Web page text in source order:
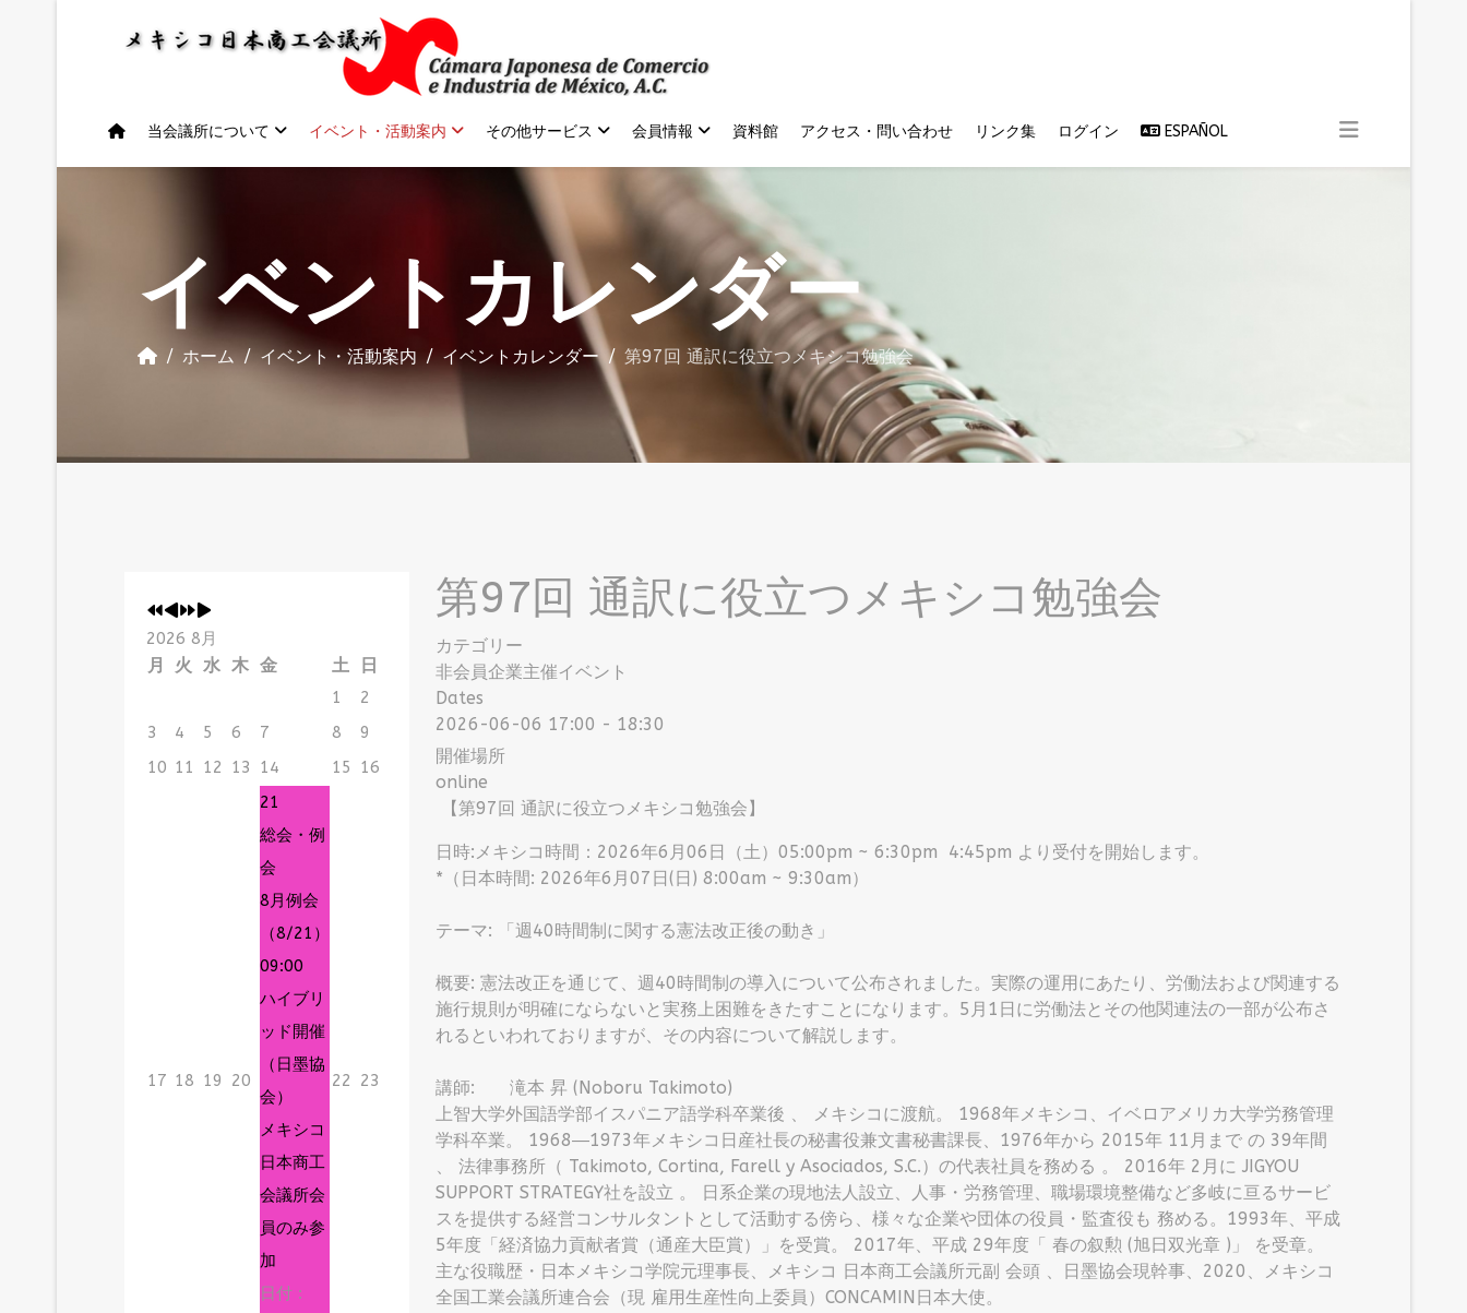
当会議所について イベント・活動案内 その他サービス 会員情報 資料館 アクセス・問い合わせ リンク集 ログイン ESPAÑOL
イベントカレンダー
ホーム イベント・活動案内 イベントカレンダー 第97回 通訳に役立つメキシコ勉強会
YearMonth
YearMonth
2026 8月
月 火 水 木 金 土 日
1
2
3
4 5 6 7 8
9
10 11 12 13 14 15 16
17 18 19 20
21
総会・例
会
8月例会
（8/21）
09:00
ハイブリ
ッド開催
（日墨協
会）
メキシコ
日本商工
会議所会
員のみ参
加
日付 :
22 23
第97回 通訳に役立つメキシコ勉強会
カテゴリー
非会員企業主催イベント
Dates
2026-06-06 17:00 - 18:30
開催場所
online
【第97回 通訳に役立つメキシコ勉強会】
日時:メキシコ時間：2026年6月06日（土）05:00pm ~ 6:30pm 4:45pm より受付を開始します。
*（日本時間: 2026年6月07日(日) 8:00am ~ 9:30am）
テーマ: 「週40時間制に関する憲法改正後の動き」
概要: 憲法改正を通じて、週40時間制の導入について公布されました。実際の運用にあたり、労働法および関連する
施行規則が明確にならないと実務上困難をきたすことになります。5月1日に労働法とその他関連法の一部が公布さ
れるといわれておりますが、その内容について解説します。
講師: 滝本 昇 (Noboru Takimoto)
上智大学外国語学部イスパニア語学科卒業後 、 メキシコに渡航。 1968年メキシコ、イベロアメリカ大学労務管理
学科卒業。 1968―1973年メキシコ日産社長の秘書役兼文書秘書課長、1976年から 2015年 11月まで の 39年間
、 法律事務所（ Takimoto, Cortina, Farell y Asociados, S.C.）の代表社員を務める 。 2016年 2月に JIGYOU
SUPPORT STRATEGY社を設立 。 日系企業の現地法人設立、人事・労務管理、職場環境整備など多岐に亘るサービ
スを提供する経営コンサルタントとして活動する傍ら、様々な企業や団体の役員・監査役も 務める。1993年、平成
5年度「経済協力貢献者賞（通産大臣賞）」を受賞。 2017年、平成 29年度「 春の叙勲 (旭日双光章 )」 を受章。
主な役職歴・日本メキシコ学院元理事長、メキシコ 日本商工会議所元副 会頭 、日墨協会現幹事、2020、メキシコ
全国工業会議所連合会（現 雇用生産性向上委員）CONCAMIN日本大使。